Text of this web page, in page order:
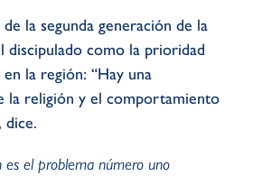
la segunda generación de la
discipulado como la prioridad
la región: “Hay una
la religión y el comportamiento
dice.
es el problema número uno